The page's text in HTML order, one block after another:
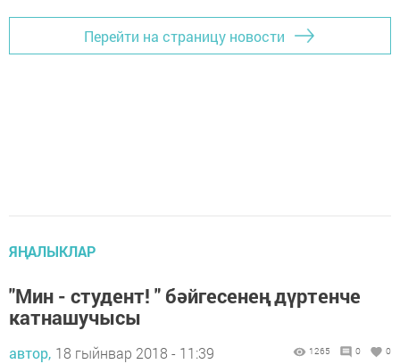
Перейти на страницу новости
ЯҢАЛЫКЛАР
"Мин - студент! " бәйгесенең дүртенче
катнашучысы
автор, 18 гыйнвар 2018 - 11:39 1265 0 0